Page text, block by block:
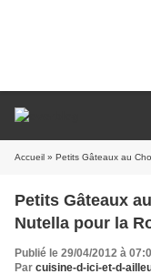
Accueil » Petits Gâteaux au
Petits Gâteaux
Nutella pour la
Publié le 29/04/2012 à
Par cuisine-d-ici-et-d-